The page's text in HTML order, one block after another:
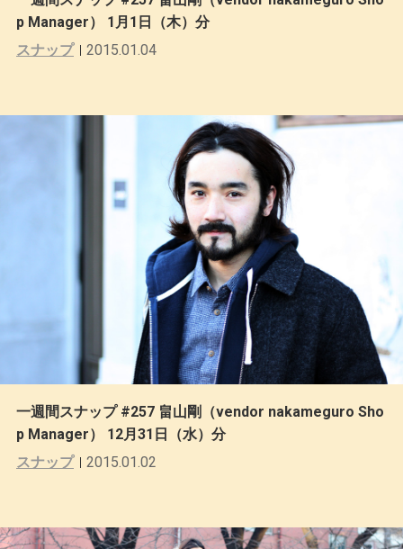
p Manager） 1月1日（木）分
スナップ
2015.01.04
一週間スナップ #257 畠山剛（vendor nakameguro Sho
p Manager） 12月31日（水）分
スナップ
2015.01.02